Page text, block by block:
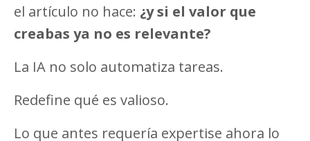
el artículo no hace: ¿y si el valor que
creabas ya no es relevante?
La IA no solo automatiza tareas.
Redefine qué es valioso.
Lo que antes requería expertise ahora lo